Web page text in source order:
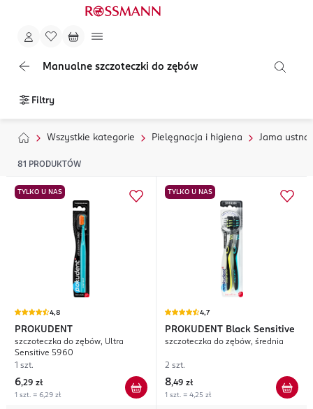
Manualne szczoteczki do zębów
Filtry
Wszystkie kategorie Pielęgnacja i higiena Jama ustna
81 PRODUKTÓW
TYLKO U NAS
4,8
PROKUDENT
szczoteczka do zębów, Ultra
Sensitive 5960
1 szt.
6,29 zł
1 szt. = 6,29 zł
TYLKO U NAS
4,7
PROKUDENT Black Sensitive
szczoteczka do zębów, średnia
2 szt.
8,49 zł
1 szt. = 4,25 zł